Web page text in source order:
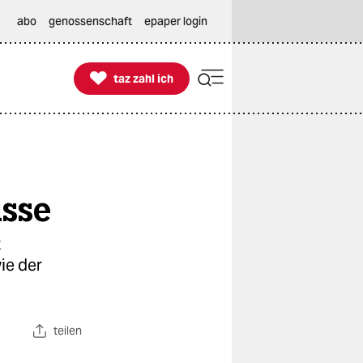
abo genossenschaft epaper login

taz zahl ich
taz zahl ich
der
teilen